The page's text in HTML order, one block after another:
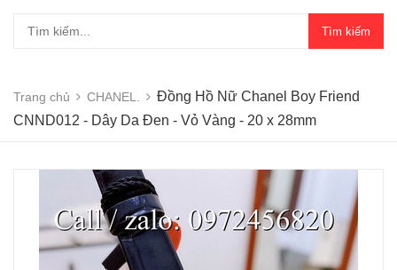
Tìm kiếm
Trang chủ CHANEL.
Đồng Hồ Nữ Chanel Boy Friend
CNND012 - Dây Da Đen - Vỏ Vàng - 20 x 28mm